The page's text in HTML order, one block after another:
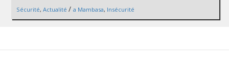
Sécurité, Actualité / a Mambasa, Insécurité